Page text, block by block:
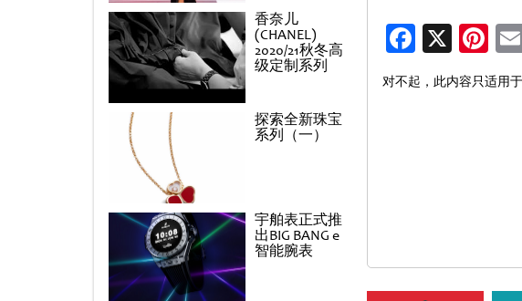
香奈儿
(CHANEL)
2020/21秋冬高
级定制系列
探索全新珠宝
系列（一）
宇舶表正式推
出BIG BANG e
智能腕表
X
对不起，此内容只适用于